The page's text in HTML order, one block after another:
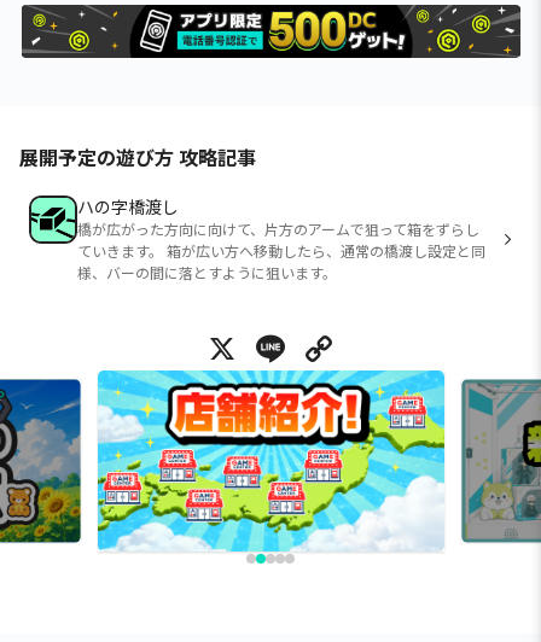
展開予定の遊び方 攻略記事
ハの字橋渡し
橋が広がった方向に向けて、片方のアームで狙って箱をずらし
ていきます。 箱が広い方へ移動したら、通常の橋渡し設定と同
様、バーの間に落とすように狙います。
X Line